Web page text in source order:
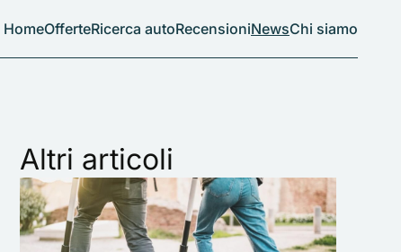
HomeOfferteRicerca autoRecensioniNewsChi siamo
Altri articoli